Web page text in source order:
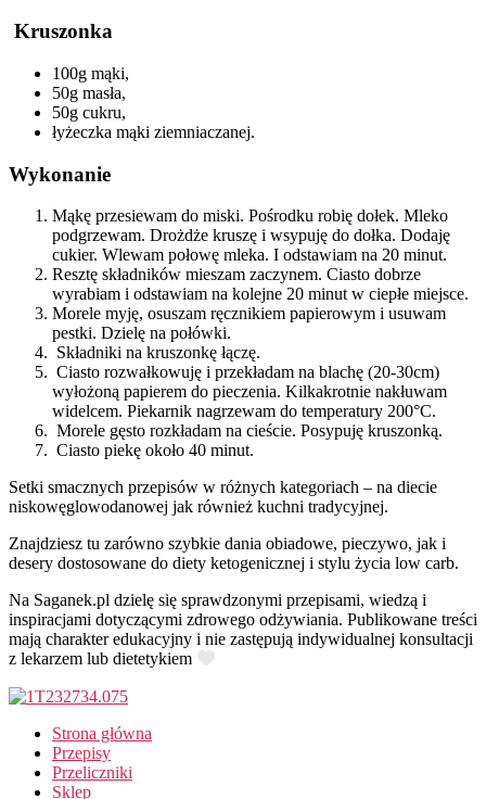
Kruszonka
100g mąki,
50g masła,
50g cukru,
łyżeczka mąki ziemniaczanej.
Wykonanie
Mąkę przesiewam do miski. Pośrodku robię dołek. Mleko
podgrzewam. Drożdże kruszę i wsypuję do dołka. Dodaję
cukier. Wlewam połowę mleka. I odstawiam na 20 minut.
Resztę składników mieszam zaczynem. Ciasto dobrze
wyrabiam i odstawiam na kolejne 20 minut w ciepłe miejsce.
Morele myję, osuszam ręcznikiem papierowym i usuwam
pestki. Dzielę na połówki.
Składniki na kruszonkę łączę.
Ciasto rozwałkowuję i przekładam na blachę (20-30cm)
wyłożoną papierem do pieczenia. Kilkakrotnie nakłuwam
widelcem. Piekarnik nagrzewam do temperatury 200°C.
Morele gęsto rozkładam na cieście. Posypuję kruszonką.
Ciasto piekę około 40 minut.
Setki smacznych przepisów w różnych kategoriach – na diecie
niskowęglowodanowej jak również kuchni tradycyjnej.
Znajdziesz tu zarówno szybkie dania obiadowe, pieczywo, jak i
desery dostosowane do diety ketogenicznej i stylu życia low carb.
Na Saganek.pl dzielę się sprawdzonymi przepisami, wiedzą i
inspiracjami dotyczącymi zdrowego odżywiania. Publikowane treści
mają charakter edukacyjny i nie zastępują indywidualnej konsultacji
z lekarzem lub dietetykiem
Strona główna
Przepisy
Przeliczniki
Sklep